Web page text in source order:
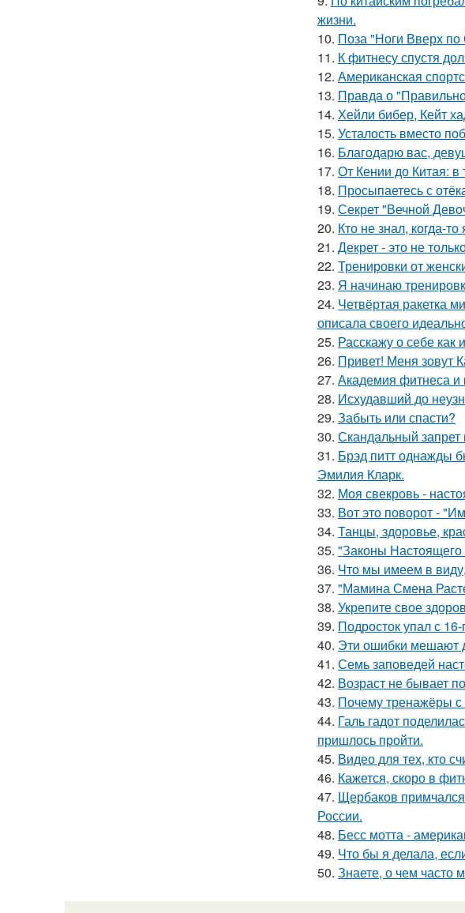
жизни.
10. Поза "Ноги Вверх по
11. К фитнесу спустя
12. Американская
13. Правда о
14. Хейли бибер, Кейт
15. Усталость вместо
16. Благодарю вас,
17. От Кении до Китая: в
18. Просыпаетесь с
19. Секрет "Вечной
20. Кто не знал, когда-
21. Декрет - это не
22. Тренировки от
23. Я начинаю
24. Четвёртая ракетка
описала своего
25. Расскажу о себе как
26. Привет! Меня зовут
27. Академия фитнеса и
28. Исхудавший до
29. Забыть или спасти?
30. Скандальный запрет
31. Брэд питт однажды
Эмилия Кларк.
32. Моя свекровь -
33. Вот это поворот -
34. Танцы, здоровье,
35. "Законы Настоящего
36. Что мы имеем в
37. "Мамина Смена
38. Укрепите свое
39. Подросток упал с
40. Эти ошибки мешают
41. Семь заповедей
42. Возраст не бывает
43. Почему тренажёры
44. Галь гадот
пришлось пройти.
45. Видео для тех, кто
46. Кажется, скоро в
47. Щербаков примчался
России.
48. Бесс мотта -
49. Что бы я делала,
50. Знаете, о чем часто